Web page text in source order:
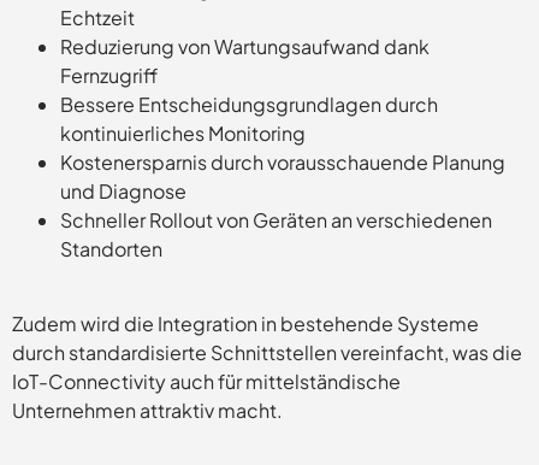
Echtzeit
Reduzierung von Wartungsaufwand dank
Fernzugriff
Bessere Entscheidungsgrundlagen durch
kontinuierliches Monitoring
Kostenersparnis durch vorausschauende Planung
und Diagnose
Schneller Rollout von Geräten an verschiedenen
Standorten
Zudem wird die Integration in bestehende Systeme
durch standardisierte Schnittstellen vereinfacht, was die
IoT-Connectivity auch für mittelständische
Unternehmen attraktiv macht.